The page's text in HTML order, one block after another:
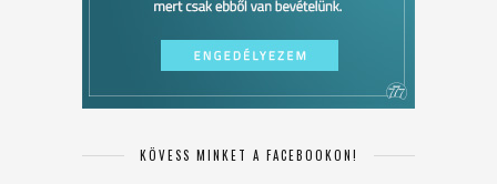
KÖVESS MINKET A FACEBOOKON!